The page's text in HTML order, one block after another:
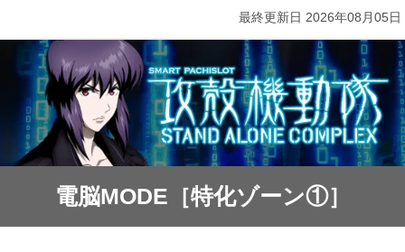
最終更新日 2026年08月05日
電脳MODE［特化ゾーン①］